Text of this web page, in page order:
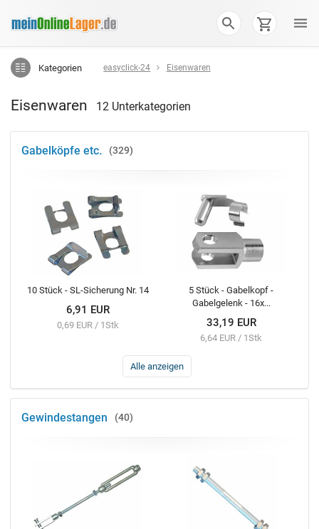
Kategorien easyclick-24 Eisenwaren
Eisenwaren 12 Unterkategorien
Gabelköpfe etc. 329
10 Stück - SL-Sicherung Nr. 14
6,91 EUR
0,69 EUR / 1Stk
5 Stück - Gabelkopf -
Gabelgelenk - 16x...
33,19 EUR
6,64 EUR / 1Stk
Alle anzeigen
Gewindestangen 40